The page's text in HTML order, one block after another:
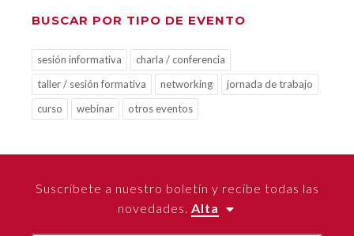
BUSCAR POR TIPO DE EVENTO
sesión informativa
charla / conferencia
taller / sesión formativa
networking
jornada de trabajo
curso
webinar otros eventos
Suscríbete a nuestro boletín y recibe todas las
novedades. Alta